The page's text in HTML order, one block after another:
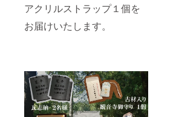
アクリルストラップ１個を
お届けいたします。